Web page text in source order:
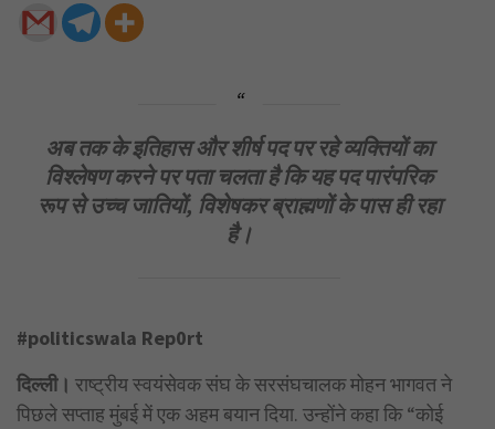
अब तक के इतिहास और शीर्ष पद पर रहे व्यक्तियों का
विश्लेषण करने पर पता चलता है कि यह पद पारंपरिक
रूप से उच्च जातियों, विशेषकर ब्राह्मणों के पास ही रहा
है।
#politicswala Rep0rt
दिल्ली। राष्ट्रीय स्वयंसेवक संघ के सरसंघचालक मोहन भागवत ने
पिछले सप्ताह मुंबई में एक अहम बयान दिया. उन्होंने कहा कि “कोई